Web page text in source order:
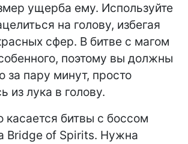
ущерба ему. Используйте
на голову, избегая
сфер. В битве с магом
поэтому вы должны
за пару минут, просто
из лука в голову.
касается битвы с боссом
Bridge of Spirits. Нужна